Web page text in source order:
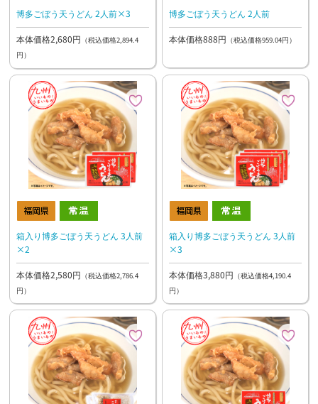
博多ごぼう天うどん 2人前×3
本体価格2,680円 （税込価格2,894.4
円）
博多ごぼう天うどん 2人前
本体価格888円 （税込価格959.04円）
箱入り博多ごぼう天うどん 3人前
×2
本体価格2,580円 （税込価格2,786.4
円）
箱入り博多ごぼう天うどん 3人前
×3
本体価格3,880円 （税込価格4,190.4
円）